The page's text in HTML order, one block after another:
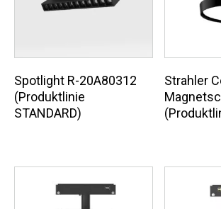
Spotlight R-20A80312
(Produktlinie
STANDARD)
Strahler